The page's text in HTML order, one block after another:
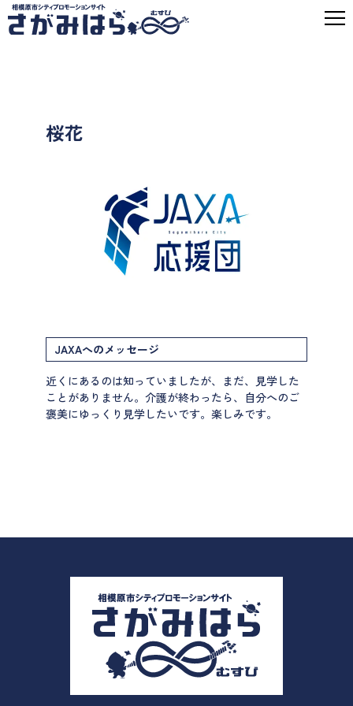
桜花
JAXAへのメッセージ
近くにあるのは知っていましたが、まだ、見学した
ことがありません。介護が終わったら、自分へのご
褒美にゆっくり見学したいです。楽しみです。